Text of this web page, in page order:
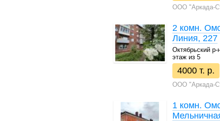
ООО "Аркада-
2 комн.
Линия, 227
Октябрьский
этаж из 5
4000 т. р.
ООО "Аркада-
1 комн.